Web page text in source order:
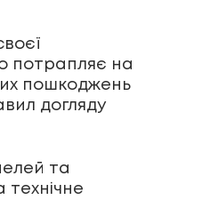
потрапляє на
пошкоджень
догляду
та
технічне